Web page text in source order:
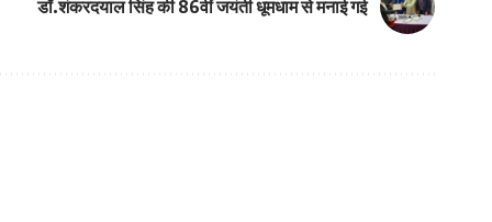
डॉ.शंकरदयाल सिंह की 86वीं जयंती धूमधाम से मनाई गई